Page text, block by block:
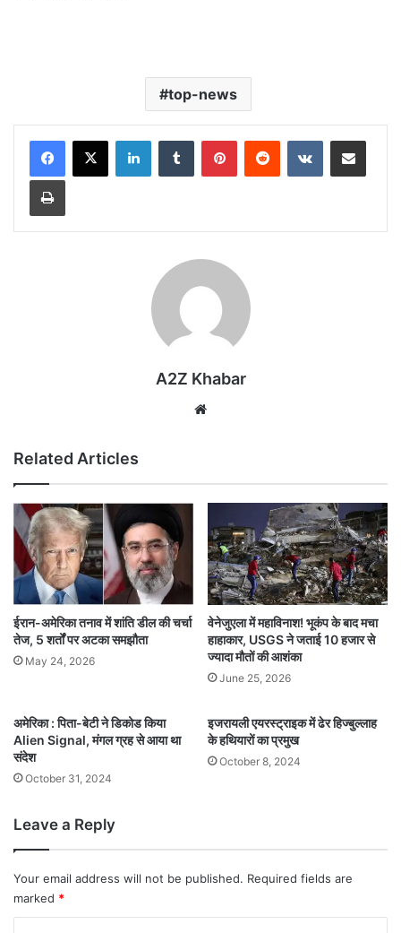
top-news
LinkedInTumblr PinterestReddit VKontakteShare via Email
Print
A2Z Khabar
Related Articles
ईरान-अमेरिका तनाव में शांति डील की चर्चा
तेज, 5 शर्तों पर अटका समझौता
May 24, 2026
वेनेजुएला में महाविनाश! भूकंप के बाद मचा
हाहाकार, USGS ने जताई 10 हजार से
ज्यादा मौतों की आशंका
June 25, 2026
अमेरिका : पिता-बेटी ने डिकोड किया
Alien Signal, मंगल ग्रह से आया था
संदेश
October 31, 2024
इजरायली एयरस्ट्राइक में ढेर हिज्बुल्लाह
के हथियारों का प्रमुख
October 8, 2024
Leave a Reply
Your email address will not be published. Required fields are
marked *